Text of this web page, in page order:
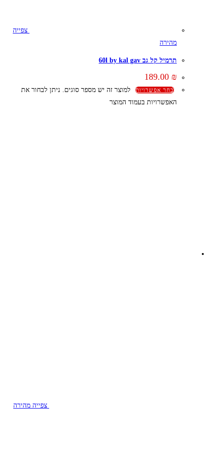
צפייה
מהירה
תרמיל קל גב 60l by kal gav
189.00 ₪
בחר אפשרויות
למוצר זה יש מספר סוגים. ניתן לבחור את
האפשרויות בעמוד המוצר
צפייה מהירה